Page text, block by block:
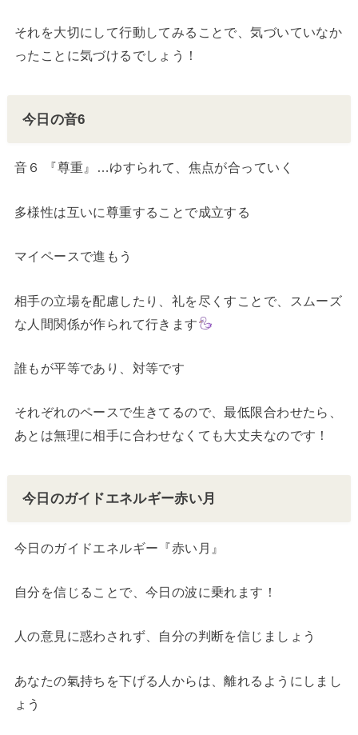
それを大切にして行動してみることで、気づいていなか
ったことに気づけるでしょう！
今日の音6
音６ 『尊重』…ゆすられて、焦点が合っていく
多様性は互いに尊重することで成立する
マイペースで進もう
相手の立場を配慮したり、礼を尽くすことで、スムーズ
な人間関係が作られて行きます
誰もが平等であり、対等です
それぞれのペースで生きてるので、最低限合わせたら、
あとは無理に相手に合わせなくても大丈夫なのです！
今日のガイドエネルギー赤い月
今日のガイドエネルギー『赤い月』
自分を信じることで、今日の波に乗れます！
人の意見に惑わされず、自分の判断を信じましょう
あなたの氣持ちを下げる人からは、離れるようにしまし
ょう